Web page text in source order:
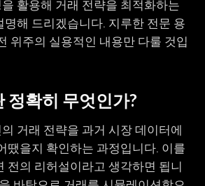
활용해 거래 전략을 최적화하는
해 드리겠습니다. 지루한 전문 용
위주의 실용적인 내용만 다룰 것입
정확히 무엇인가?
거래 전략을 과거 시장 데이터에
땠을지 확인하는 과정입니다. 이를
전의 리허설이라고 생각하면 됩니